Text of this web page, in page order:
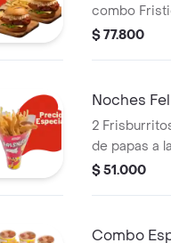
combo
producto
$ 77.800
Noches
2
de papas a
und) y 2
$ 51.000
Combo